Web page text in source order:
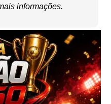
informações.